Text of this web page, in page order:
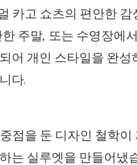
카고 쇼츠의 편안한
주말, 또는 수영장에
어 개인 스타일을 완
다.
점을 둔 디자인 철학
는 실루엣을 만들어냈